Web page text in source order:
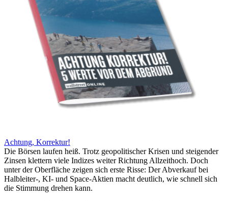
Achtung, Korrektur!
Die Börsen laufen heiß. Trotz geopolitischer Krisen und steigender
Zinsen klettern viele Indizes weiter Richtung Allzeithoch. Doch
unter der Oberfläche zeigen sich erste Risse: Der Abverkauf bei
Halbleiter-, KI- und Space-Aktien macht deutlich, wie schnell sich
die Stimmung drehen kann.